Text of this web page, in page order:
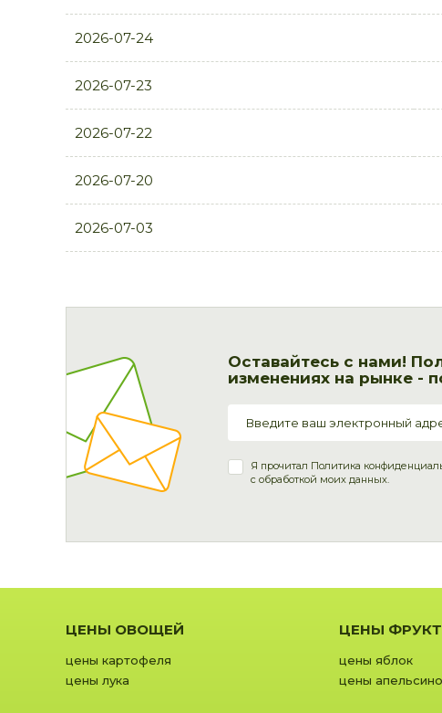
2026-07-24
2026-07-23
2026-07-22
2026-07-20
2026-07-03
Оставайтесь с нами!
изменениях на рынке -
Я прочитал Политика
с обработкой моих данных.
ЦЕНЫ ОВОЩЕЙ
цены картофеля
цены лука
ЦЕНЫ
цены яблок
цены